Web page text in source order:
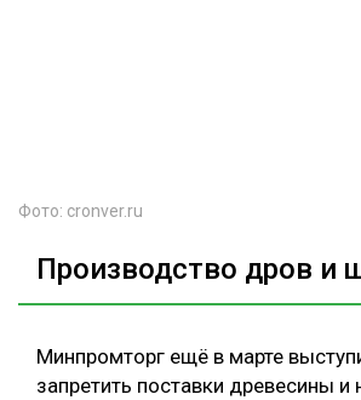
Фото: cronver.ru
Производство дров и
Минпромторг ещё в марте
запретить поставки древесины и